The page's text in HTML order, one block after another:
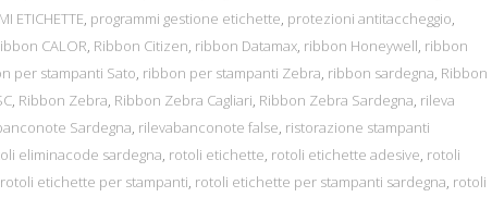
ETICHETTE, programmi gestione etichette, protezioni antitaccheggio,
CALOR, Ribbon Citizen, ribbon Datamax, ribbon Honeywell, ribbon
per stampanti Sato, ribbon per stampanti Zebra, ribbon sardegna, Ribbon
, Ribbon Zebra, Ribbon Zebra Cagliari, Ribbon Zebra Sardegna, rileva
Sardegna, rilevabanconote false, ristorazione stampanti
eliminacode sardegna, rotoli etichette, rotoli etichette adesive, rotoli
rotoli etichette per stampanti, rotoli etichette per stampanti sardegna, rotoli